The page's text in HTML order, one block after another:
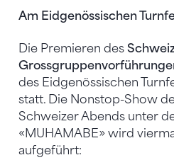
Am Eidgenössischen
Die Premieren des
des Eidgenössischen
statt. Die Nonstop-Show
Schweizer Abends unter
«MUHAMABE» wird
aufgeführt: